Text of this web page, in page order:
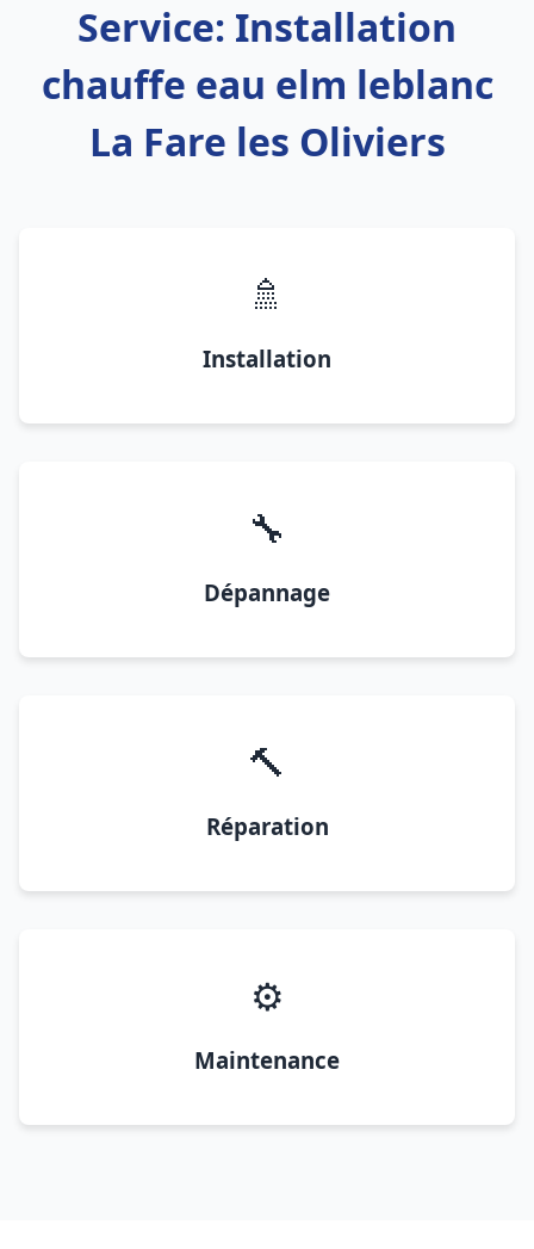
Service: Installation
chauffe eau elm leblanc
La Fare les Oliviers
🚿
Installation
🔧
Dépannage
🔨
Réparation
⚙️
Maintenance